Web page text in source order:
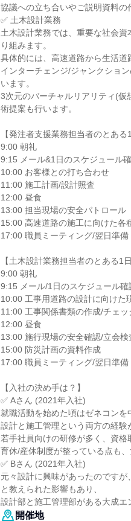
協議への立ち合いやご説明資料の
✅ 土木設計業務
土木設計業務では、重要な社会
り組みます。
具体的には、高速道路から生活道
インターチェンジ/ジャンクショ
います。
3次元のバーチャルリアリティ(
術提案も行います。
【発注者支援業務担当者のとある1
9:00 朝礼
9:15 メール&1日のスケジュール
10:00 お客様との打ち合わせ
11:00 施工計画/設計照査
12:00 昼食
13:00 担当現場の安全パトロール
15:00 高速道路の施工に向けた各
17:00 職員ミーティング/翌日準備
【土木設計業務担当者のとある1日
9:00 朝礼
9:15 メール/1日のスケジュール確
10:00 工事用道路の設計に向けた
11:00 工事関係書類の作成/チェッ
12:00 昼食
13:00 施行現場の安全確認/立会検
15:00 防災計画の資料作成
17:00 職員ミーティング/翌日準備
【入社の決め手は？】
✅ Aさん (2021年入社)
就職活動を始めた頃はゼネコンを
設計と施工管理という両方の経験
若手社員向けの研修が多く、資格
育休/産休制度が整っている点も
✅ Bさん (2021年入社)
元々設計に興味があったのですが
と教えられた影響もあり、
設計部と施工管理部がある大成エ
開催地